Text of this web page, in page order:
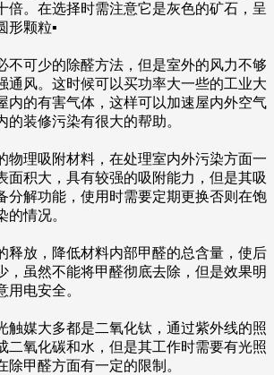
倍。在选择时需注意它是灰色的矿石，呈
形颗粒▪
不可少的除醛方法，但是室外的风力不够
通风。这时候可以买功率大一些的工业大
内的有害气体，这样可以加速屋内外空气
的装修污染有很大的帮助。
物理吸附材料，在处理室内外污染方面一
面积大，具有较强的吸附能力，但是其吸
分解功能，使用时需要定期更换否则在饱
的情况。
释放，降低材料内部甲醛的总含量，使后
，虽然不能将甲醛彻底去除，但是效果明
用电安全。
触媒大多都是二氧化钛，通过紫外线的照
二氧化碳和水，但是其工作时需要有光照
除甲醛方面有一定的限制。